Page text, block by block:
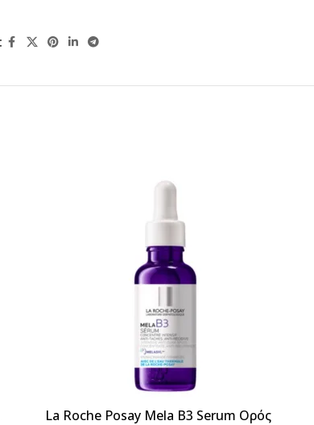
La Roche Posay Mela B3 Serum Ορός